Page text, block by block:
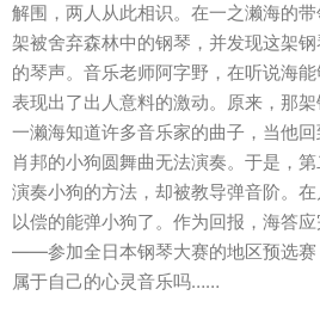
解围，两人从此相识。在一之濑海的
架被舍弃森林中的钢琴，并发现这架
的琴声。音乐老师阿字野，在听说海
表现出了出人意料的激动。原来，那架
一濑海知道许多音乐家的曲子，当他
肖邦的小狗圆舞曲无法演奏。于是，
演奏小狗的方法，却被教导弹音阶。
以偿的能弹小狗了。作为回报，海答
——参加全日本钢琴大赛的地区预选赛
属于自己的心灵音乐吗……